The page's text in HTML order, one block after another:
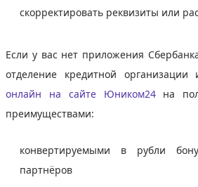
скорректировать реквизиты или
Если у вас нет приложения
отделение кредитной
онлайн на сайте Юником24на
преимуществами:
конвертируемыми в рубли
партнёров